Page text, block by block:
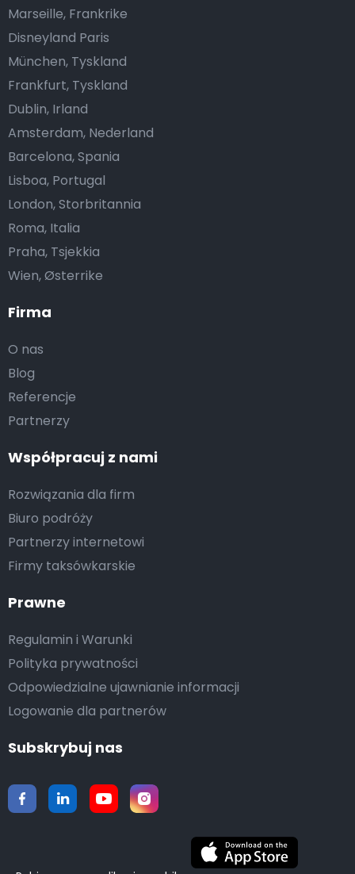
Firma
O nas
Blog
Referencje
Partnerzy
Współpracuj z nami
Rozwiązania dla firm
Biuro podróży
Partnerzy internetowi
Firmy taksówkarskie
Prawne
Regulamin i Warunki
Polityka prywatności
Odpowiedzialne ujawnianie informacji
Logowanie dla partnerów
Marseille, Frankrike
Disneyland Paris
München, Tyskland
Frankfurt, Tyskland
Dublin, Irland
Amsterdam, Nederland
Barcelona, Spania
Lisboa, Portugal
London, Storbritannia
Roma, Italia
Praha, Tsjekkia
Wien, Østerrike
Subskrybuj nas